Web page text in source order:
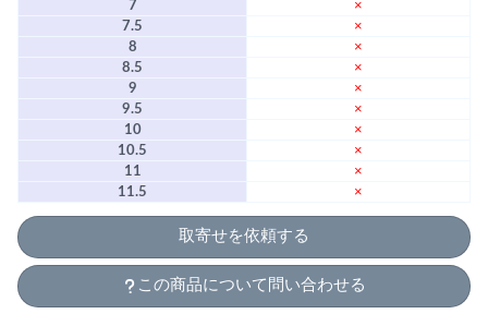
7
×
7.5
×
8
×
8.5
×
9
×
9.5
×
10
×
10.5
×
11
×
11.5
×
取寄せを依頼する
この商品について問い合わせる